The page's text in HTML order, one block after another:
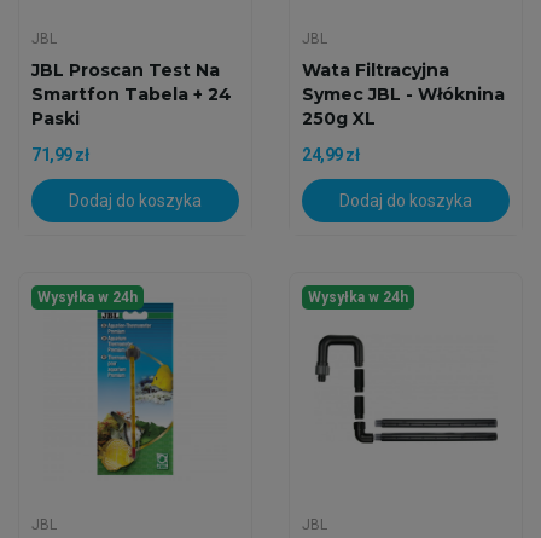
JBL
JBL Proscan Test Na
Smartfon Tabela + 24
Paski
71,99 zł
Dodaj do koszyka
JBL
Wata Filtracyjna
Symec JBL - Włóknina
250g XL
24,99 zł
Dodaj do koszyka
Wysyłka w 24h
JBL
Wysyłka w 24h
JBL